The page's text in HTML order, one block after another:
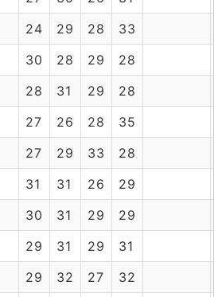
24 29 28
33
30 28 29
28
28 31 29
28
27 26 28
35
27 29 33
28
31 31 26
29
30 31 29
29
29 31 29
31
29 32 27
32